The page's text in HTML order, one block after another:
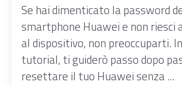
Se hai dimenticato la password
smartphone Huawei e non riesci
al dispositivo, non preoccuparti.
tutorial, ti guiderò passo dopo
resettare il tuo Huawei senza ...